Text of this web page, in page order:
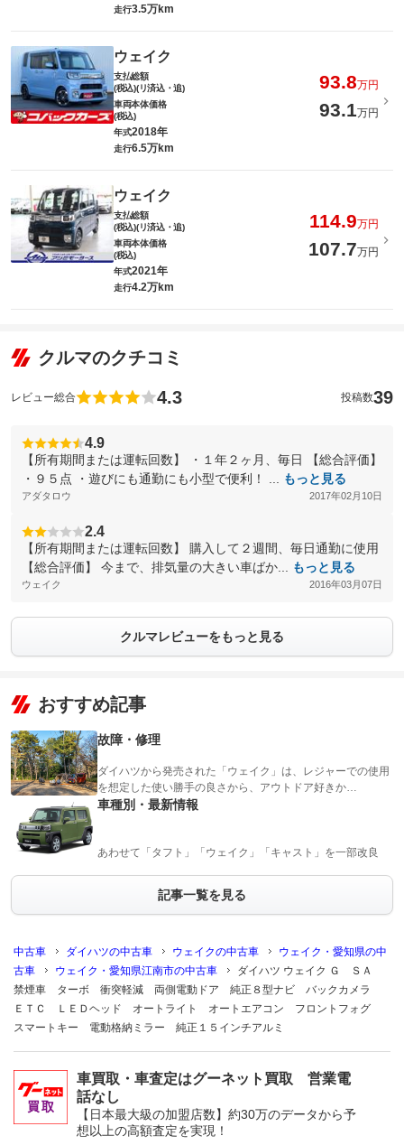
走行3.5万km
ウェイク
支払総額
(税込)(リ済込・追)
93.8万円
車両本体価格
(税込)
93.1万円
年式2018年
走行6.5万km
ウェイク
支払総額
(税込)(リ済込・追)
114.9万円
車両本体価格
(税込)
107.7万円
年式2021年
走行4.2万km
クルマのクチコミ
レビュー総合 4.3 投稿数39
4.9
【所有期間または運転回数】 ・１年２ヶ月、毎日 【総合評価】
・９５点 ・遊びにも通勤にも小型で便利！ ...
もっと見る
アダタロウ 2017年02月10日
2.4
【所有期間または運転回数】 購入して２週間、毎日通勤に使用
【総合評価】 今まで、排気量の大きい車ばか...
もっと見る
ウェイク 2016年03月07日
クルマレビューをもっと見る
おすすめ記事
故障・修理
ダイハツから発売された「ウェイク」は、レジャーでの使用
を想定した使い勝手の良さから、アウトドア好きか…
車種別・最新情報
あわせて「タフト」「ウェイク」「キャスト」を一部改良
記事一覧を見る
中古車 ダイハツの中古車 ウェイクの中古車
ウェイク・愛知県の中
古車
ウェイク・愛知県江南市の中古車
ダイハツ ウェイク Ｇ ＳＡ
禁煙車 ターボ 衝突軽減 両側電動ドア 純正８型ナビ バックカメラ
ＥＴＣ ＬＥＤヘッド オートライト オートエアコン フロントフォグ
スマートキー 電動格納ミラー 純正１５インチアルミ
車買取・車査定はグーネット買取 営業電
話なし
【日本最大級の加盟店数】約30万のデータから予
想以上の高額査定を実現！